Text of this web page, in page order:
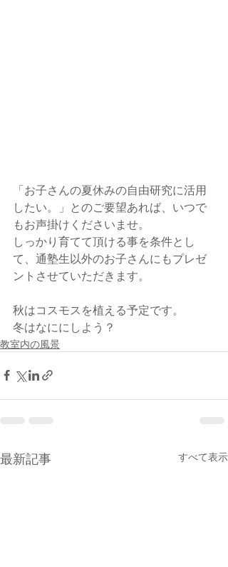
「お子さんの夏休みの自由研究に活用
したい。」とのご要望あれば、いつで
もお声掛けくださいませ。
しっかり育てて頂ける事を条件とし
て、通塾生以外のお子さんにもプレゼ
ントさせていただきます。
秋はコスモスを植える予定です。
冬はなににしよう？
教室内の風景
最新記事 すべて表示